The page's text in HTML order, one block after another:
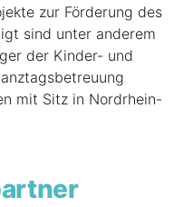
zur För­de­rung des
sind unter ande­rem
der Kin­der- und
mit Sitz in Nordrhein-